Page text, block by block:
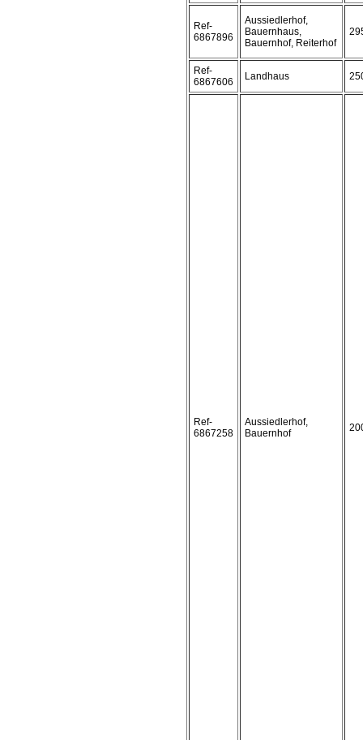
Ref-
6867896
Aussiedlerhof,
Bauernhaus,
Bauernhof, Reiterhof
Ref-
6867606
Landhaus
Ref-
6867258
Aussiedlerhof,
Bauernhof